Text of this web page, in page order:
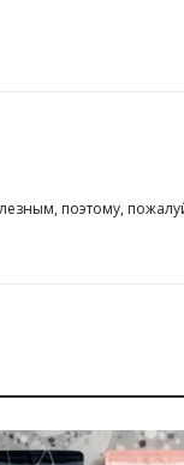
поэтому,